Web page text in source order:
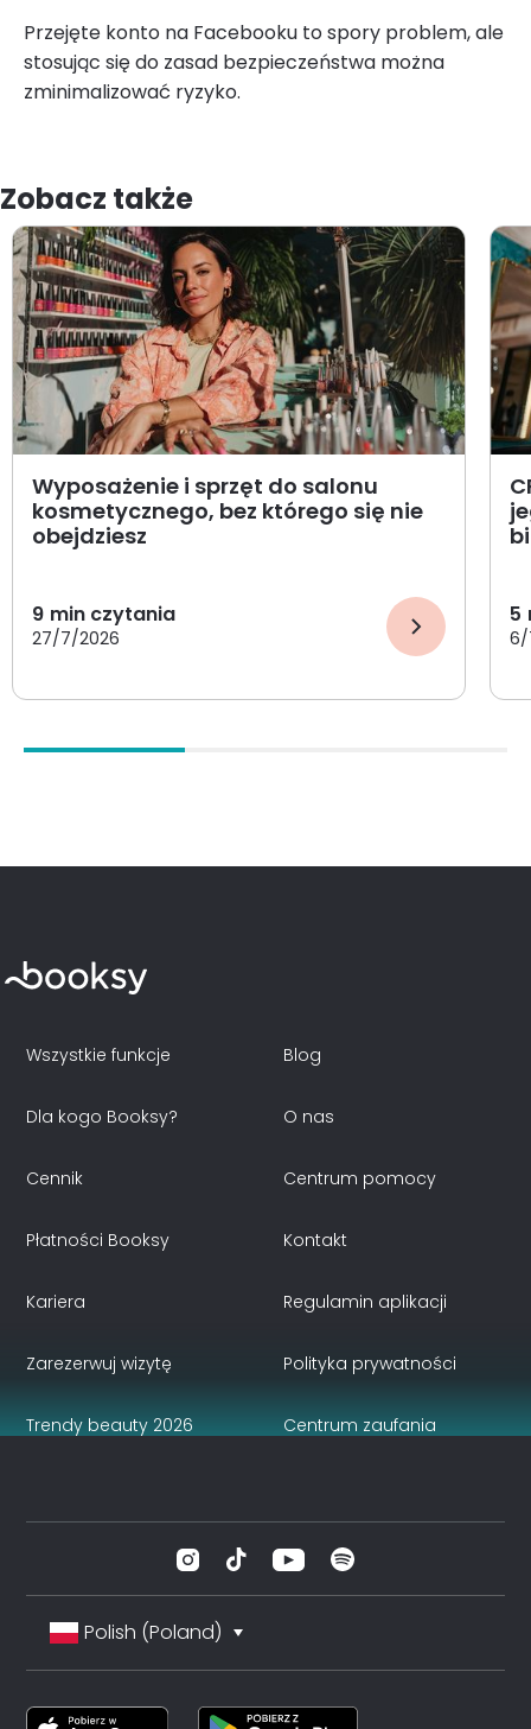
Przejęte konto na Facebooku to spory problem, ale
stosując się do zasad bezpieczeństwa można
zminimalizować ryzyko.
Zobacz także
Wyposażenie i sprzęt do salonu
kosmetycznego, bez którego się nie
obejdziesz
9 min czytania
27/7/2026
5
6/
Wszystkie funkcje
Dla kogo Booksy?
Cennik
Płatności Booksy
Blog
O nas
Centrum pomocy
Kontakt
Kariera
Zarezerwuj wizytę
Trendy beauty 2026
Regulamin aplikacji
Polityka prywatności
Centrum zaufania
Polish (Poland)